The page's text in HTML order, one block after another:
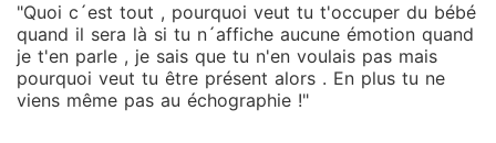
"Quoi c´est tout , pourquoi veut tu t'occuper du bébé
quand il sera là si tu n´affiche aucune émotion quand
je t'en parle , je sais que tu n'en voulais pas mais
pourquoi veut tu être présent alors . En plus tu ne
viens même pas au échographie !"